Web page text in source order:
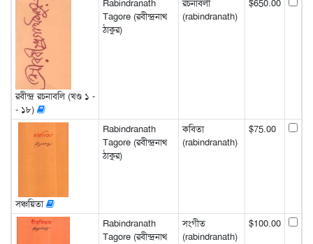
রবীন্দ্র রচনাবলি (খণ্ড ১ -
- ১৮)
Rabindranath
Tagore (রবীন্দ্রনাথ
ঠাকুর)
রচনাবলী
(rabindranath)
$650.00
সঞ্চয়িতা
Rabindranath
Tagore (রবীন্দ্রনাথ
ঠাকুর)
কবিতা
(rabindranath)
$75.00
Rabindranath
Tagore (রবীন্দ্রনাথ
সংগীত
(rabindranath)
$100.00